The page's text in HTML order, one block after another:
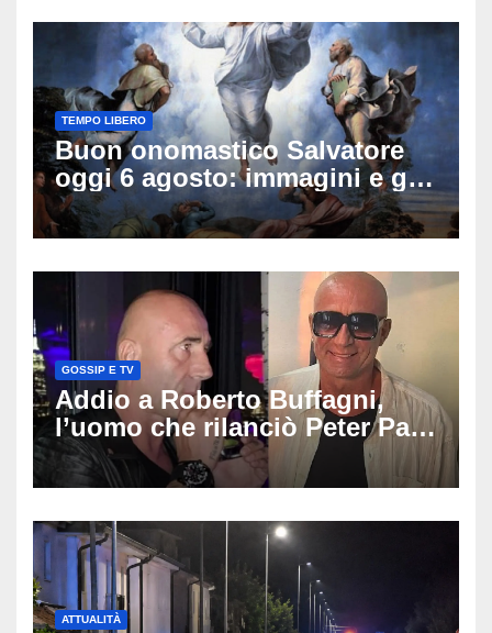
TEMPO LIBERO
Buon onomastico Salvatore
oggi 6 agosto: immagini e gif
di auguri da condividere
GOSSIP E TV
Addio a Roberto Buffagni,
l’uomo che rilanciò Peter Pan
e Villa delle Rose: aveva 59
anni
ATTUALITÀ